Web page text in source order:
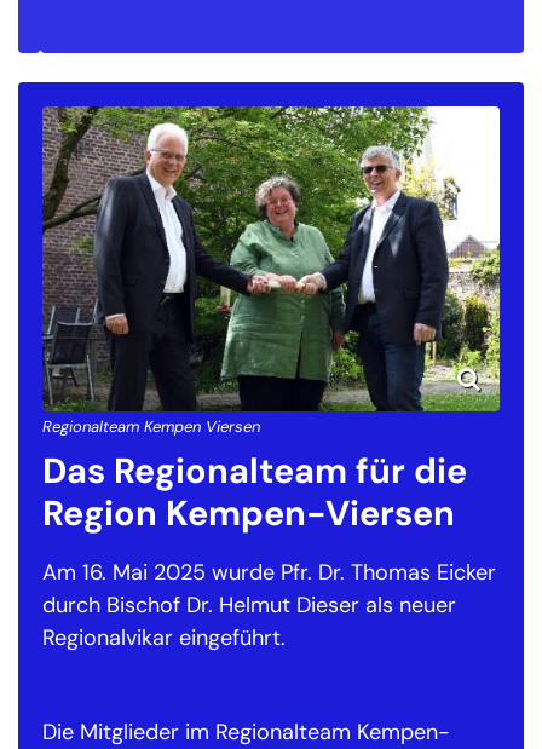
Regionalteam Kempen Viersen
Das Regionalteam für die
Region Kempen-Viersen
Am 16. Mai 2025 wurde Pfr. Dr. Thomas Eicker
durch Bischof Dr. Helmut Dieser als neuer
Regionalvikar eingeführt.
Die Mitglieder im Regionalteam Kempen-